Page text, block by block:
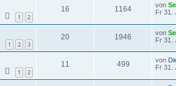
1 2
16 1164 von
Fr 31.
1 2 3
20 1946 von
Fr 31.
1 2
11 499 von
Fr 31.